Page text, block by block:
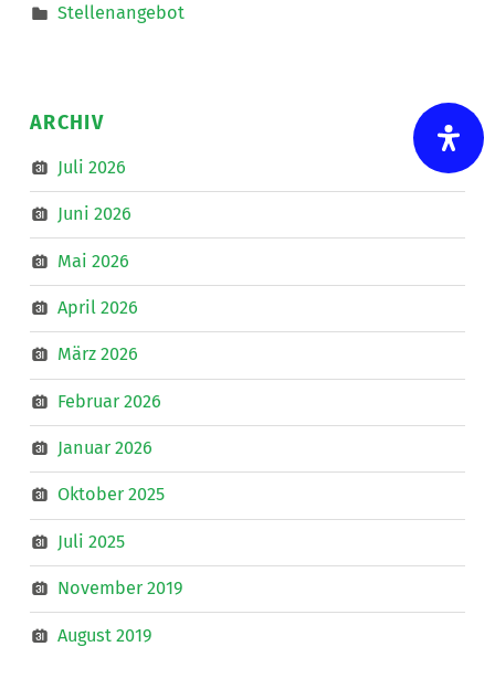
Stellenangebot
ARCHIV
Juli 2026
Juni 2026
Mai 2026
April 2026
März 2026
Februar 2026
Januar 2026
Oktober 2025
Juli 2025
November 2019
August 2019